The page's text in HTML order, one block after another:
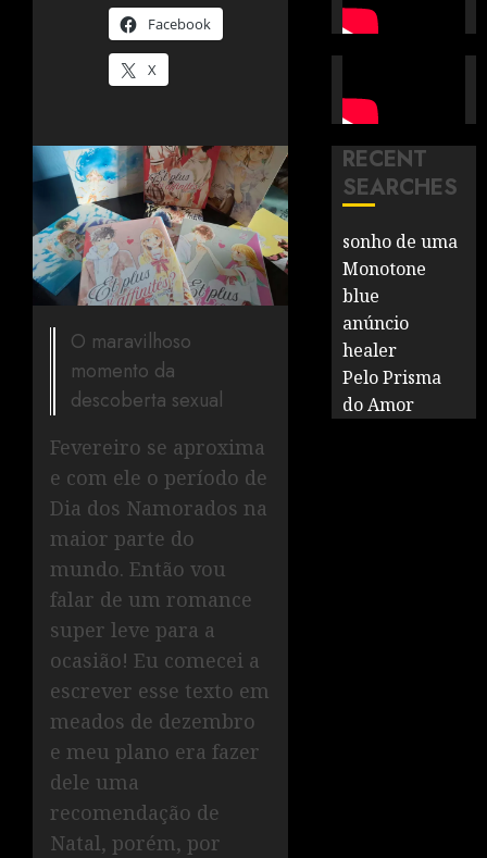
Facebook
X
O maravilhoso
momento da
descoberta sexual
Fevereiro se aproxima
e com ele o período de
Dia dos Namorados na
maior parte do
mundo. Então vou
falar de um romance
super leve para a
ocasião! Eu comecei a
escrever esse texto em
meados de dezembro
e meu plano era fazer
dele uma
recomendação de
Natal, porém, por
RECENT
SEARCHES
sonho de uma
Monotone
blue
anúncio
healer
Pelo Prisma
do Amor